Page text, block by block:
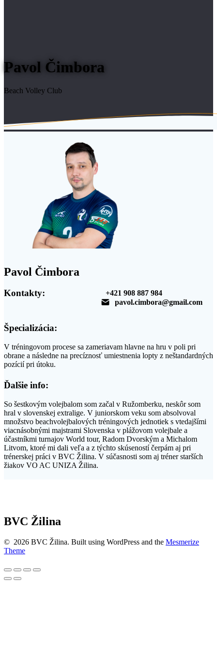
Pavol Čimbora
Beach Volley Club
Pavol Čimbora
Kontakty:
+421 908 887 984
pavol.cimbora@gmail.com
Špecializácia:
V tréningovom procese sa zameriavam hlavne na hru v poli pri
obrane a následne na precíznosť umiestnenia lopty z neštandardných
pozícií pri útoku.
Ďalšie info:
So šestkovým volejbalom som začal v Ružomberku, neskôr som
hral v slovenskej extralige. V juniorskom veku som absolvoval
množstvo beachvolejbalových tréningových jednotiek s vtedajšími
viacnásobnými majstrami Slovenska v plážovom volejbale a
účastníkmi turnajov World tour, Radom Dvorským a Michalom
Litvom, ktoré mi dali veľa a z týchto skúseností čerpám aj pri
trénerskej práci v BVC Žilina. V súčasnosti som aj tréner starších
žiakov VO AC UNIZA Žilina.
BVC Žilina
© 2026 BVC Žilina. Built using WordPress and the Mesmerize
Theme